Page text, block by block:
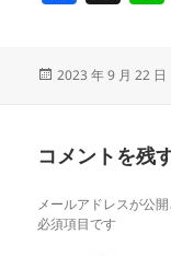
c
e
o
o
k
投
2023 年 9 月 22 日
コメントを残
メールアドレスが公
必須項目です